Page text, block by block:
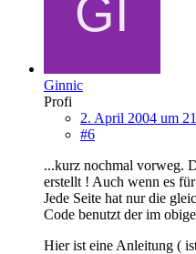
Ginnic
Profi
2. April 2004 um
#6
...kurz nochmal vorweg.
erstellt ! Auch wenn es
Jede Seite hat nur die
Code benutzt der im
Hier ist eine Anleitung (